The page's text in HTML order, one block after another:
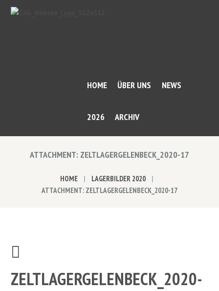
HOME ÜBER UNS NEWS
2026 ARCHIV
ATTACHMENT: ZELTLAGERGELENBECK_2020-17
HOME
LAGERBILDER 2020
ATTACHMENT: ZELTLAGERGELENBECK_2020-17
ZELTLAGERGELENBECK_2020-